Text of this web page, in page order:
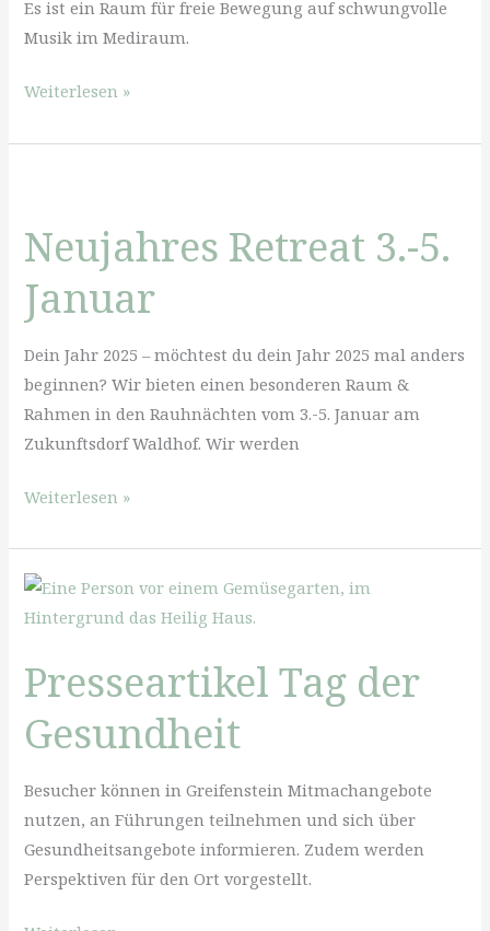
Es ist ein Raum für freie Bewegung auf schwungvolle
Musik im Mediraum.
Sockendisko
6.
Weiterlesen »
Neujahres Retreat 3.-5.
Januar
Dein Jahr 2025 – möchtest du dein Jahr 2025 mal anders
beginnen? Wir bieten einen besonderen Raum &
Rahmen in den Rauhnächten vom 3.-5. Januar am
Zukunftsdorf Waldhof. Wir werden
Neujahres
3.-5.
Januar
Weiterlesen »
Presseartikel Tag der
Gesundheit
Besucher können in Greifenstein Mitmachangebote
nutzen, an Führungen teilnehmen und sich über
Gesundheitsangebote informieren. Zudem werden
Perspektiven für den Ort vorgestellt.